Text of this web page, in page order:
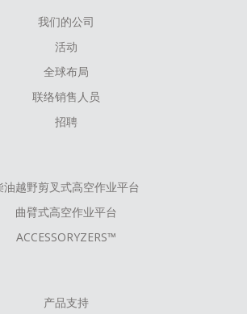
我们的公司
活动
全球布局
联络销售人员
招聘
油越野剪叉式高空作业平台
曲臂式高空作业平台
ACCESSORYZERS™
产品支持